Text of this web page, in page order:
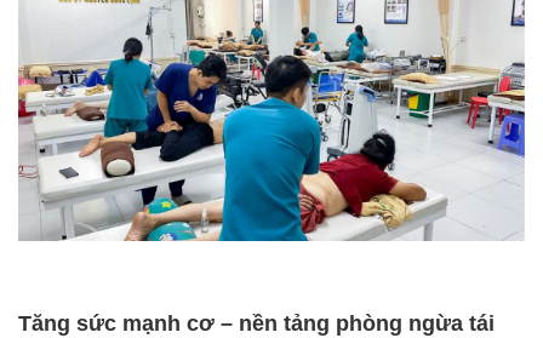
Tăng sức mạnh cơ – nền tảng phòng ngừa tái